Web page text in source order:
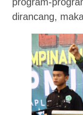
dirancang,